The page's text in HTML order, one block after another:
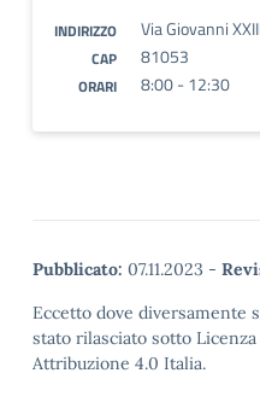
INDIRIZZO Via Giovanni
CAP 81053
ORARI 8:00 - 12:30
Pubblicato: 07.11.2023 -
Eccetto dove diversamente
stato rilasciato sotto
Attribuzione 4.0 Italia.